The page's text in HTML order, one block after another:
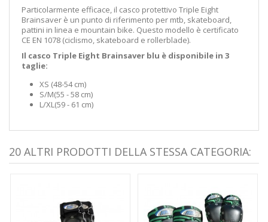
Particolarmente efficace, il casco protettivo Triple Eight
Brainsaver è un punto di riferimento per mtb, skateboard,
pattini in linea e mountain bike. Questo modello è certificato
CE EN 1078 (ciclismo, skateboard e rollerblade).
Il casco Triple Eight Brainsaver blu è disponibile in 3
taglie:
XS (48-54 cm)
S/M(55 - 58 cm)
L/XL(59 - 61 cm)
20 ALTRI PRODOTTI DELLA STESSA CATEGORIA: